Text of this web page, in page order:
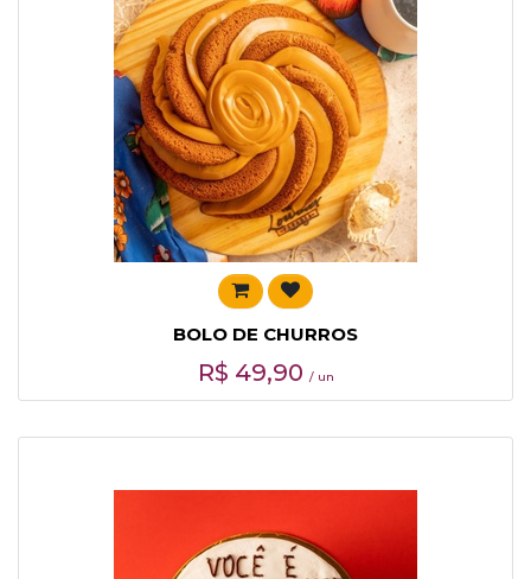
BOLO DE CHURROS
R$ 49,90 / un